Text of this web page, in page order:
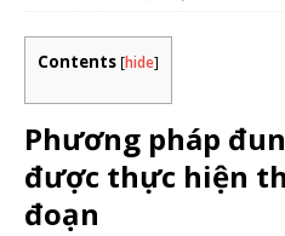
Contents [hide]
Phương pháp
được thực hiện
đoạn